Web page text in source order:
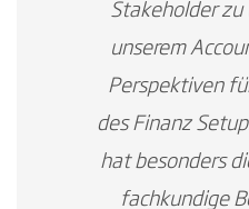
Stakeholder zu
unserem
Perspektiven
des Finanz
hat besonders
fachkundige